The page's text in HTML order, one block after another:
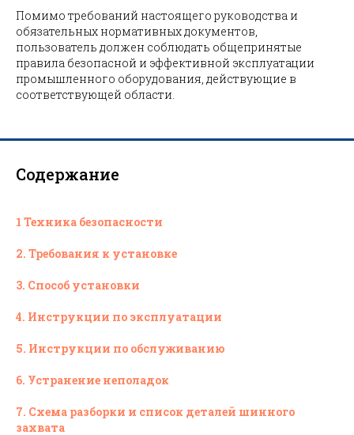
Помимо требований настоящего руководства и
обязательных нормативных документов,
пользователь должен соблюдать общепринятые
правила безопасной и эффективной эксплуатации
промышленного оборудования, действующие в
соответствующей области.
Содержание
1 Техника безопасности
2. Требования к установке
3. Способ установки
4. Инструкции по эксплуатации
5. Инструкции по обслуживанию
6. Устранение неполадок
7. Схема разборки и список деталей шинного
захвата